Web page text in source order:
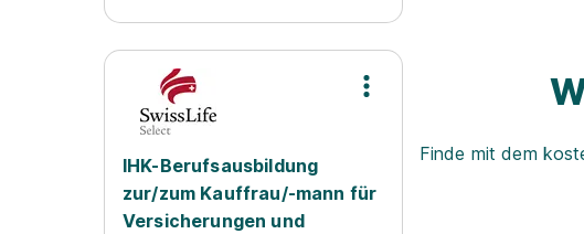
IHK-Berufsausbildung
zur/zum Kauffrau/-mann für
Versicherungen und
Finde mit dem